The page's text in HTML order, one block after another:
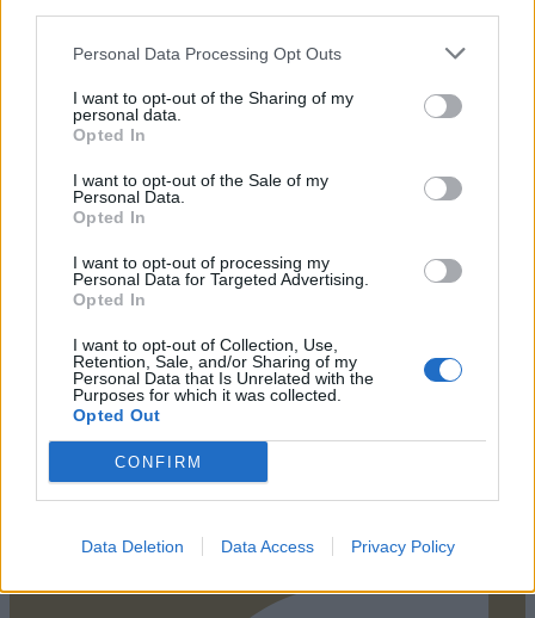
Personal Data Processing Opt Outs
I want to opt-out of the Sharing of my
personal data.
Opted In
I want to opt-out of the Sale of my
Personal Data.
Opted In
I want to opt-out of processing my
Personal Data for Targeted Advertising.
Opted In
I want to opt-out of Collection, Use,
Retention, Sale, and/or Sharing of my
Personal Data that Is Unrelated with the
Purposes for which it was collected.
Opted Out
CONFIRM
Data Deletion Data Access Privacy Policy
ΤΗΛΕΦΩΝΙΚΕΣ ΠΑΡΑΓΓΕΛΙΕΣ
2106610481, 6980957299
ΧΕΙΡΟΠΟΙΗΤΑ ΚΟΣΜΗΜΑΤΑ
κοσμημάτων
ΠΛΗΡΩΣΤΕ ΜΕ ΑΣΦΑΛΕΙΑ